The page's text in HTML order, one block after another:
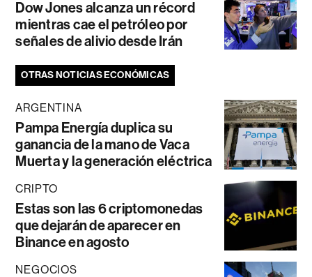
Dow Jones alcanza un récord
mientras cae el petróleo por
señales de alivio desde Irán
OTRAS NOTICIAS ECONÓMICAS
ARGENTINA
Pampa Energía duplica su
ganancia de la mano de Vaca
Muerta y la generación eléctrica
CRIPTO
Estas son las 6 criptomonedas
que dejarán de aparecer en
Binance en agosto
NEGOCIOS